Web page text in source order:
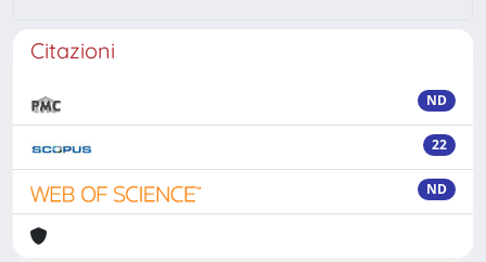
Citazioni
ND
22
ND